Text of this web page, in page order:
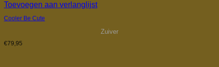
Toevoegen aan verlanglijst
Cooler Be Cute
Zuiver
€79,95